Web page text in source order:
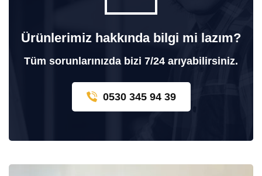
Ürünlerimiz hakkında bilgi mi lazım?
Tüm sorunlarınızda bizi 7/24 arıyabilirsiniz.
0530 345 94 39